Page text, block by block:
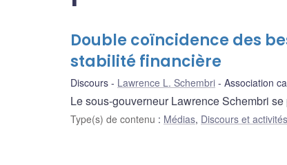
Double coïncidence des
stabilité financière
Discours Lawrence L. Schembri Association
Le sous-gouverneur Lawrence Schembri
Type(s) de contenu : Médias, Discours et